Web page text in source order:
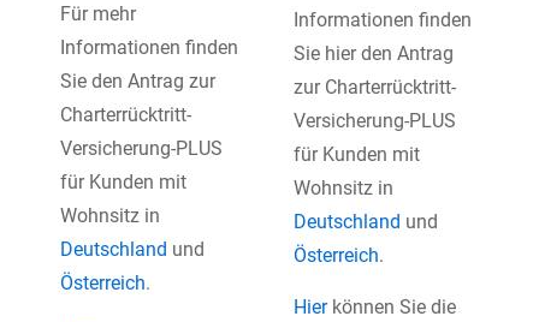
Für mehr
Informationen finden
Sie den Antrag zur
Charterrücktritt-
Versicherung-PLUS
für Kunden mit
Wohnsitz in
Deutschland und
Österreich.
Informationen finden
Sie hier den Antrag
zur Charterrücktritt-
Versicherung-PLUS
für Kunden mit
Wohnsitz in
Deutschland und
Österreich.
Hierkönnen Sie die